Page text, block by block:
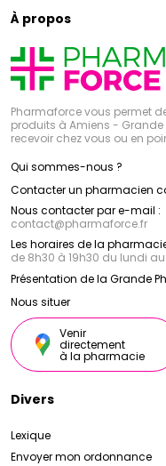
À propos
Pharmaforce vous permet
produits à Amiens - Grande
recevoir chez vous ou en
Qui sommes-nous ?
Contacter un pharmacien
Nous contacter par e-mail :
contact@pharmaforce.fr
Les horaires de la
de 8h30 à 19h30 du lundi
Présentation de la Grande
Nous situer
Venir
directement
à la pharmacie
Divers
Lexique
Envoyer mon ordonnance